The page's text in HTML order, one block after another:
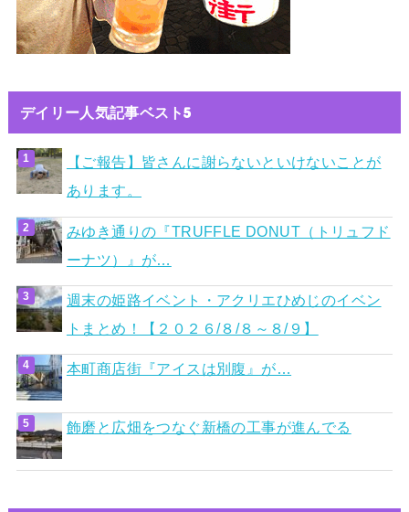
デイリー人気記事ベスト5
【ご報告】皆さんに謝らないといけないことが
あります。
みゆき通りの『TRUFFLE DONUT（トリュフド
ーナツ）』が…
週末の姫路イベント・アクリエひめじのイベン
トまとめ！【２０２６/８/８～８/９】
本町商店街『アイスは別腹』が…
飾磨と広畑をつなぐ新橋の工事が進んでる